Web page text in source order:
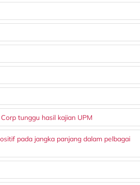
tunggu hasil kajian UPM
pada jangka panjang dalam pelbagai